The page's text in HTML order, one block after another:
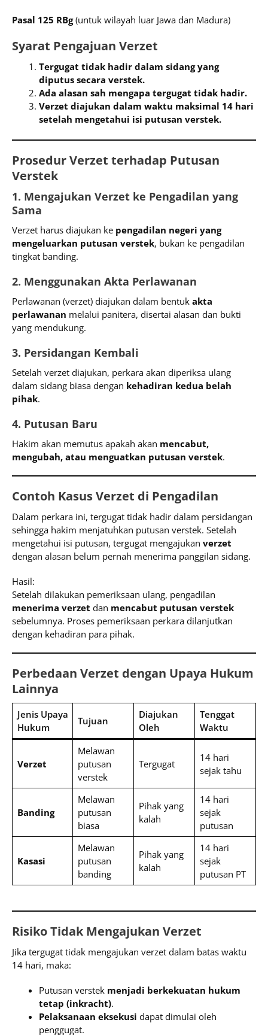
Pasal 125 RBg(untuk wilayah luar Jawa dan Madura)
Syarat Pengajuan Verzet
Tergugat tidak hadir dalam sidang yang
diputus secara verstek.
Ada alasan sah mengapa tergugat tidak hadir.
Verzet diajukan dalam waktu maksimal 14 hari
setelah mengetahui isi putusan verstek.
Prosedur Verzet terhadap Putusan
Verstek
1. Mengajukan Verzet ke Pengadilan yang
Sama
Verzet harus diajukan ke pengadilan negeri yang
mengeluarkan putusan verstek, bukan ke pengadilan
tingkat banding.
2. Menggunakan Akta Perlawanan
Perlawanan (verzet) diajukan dalam bentuk akta
perlawanan melalui panitera, disertai alasan dan bukti
yang mendukung.
3. Persidangan Kembali
Setelah verzet diajukan, perkara akan diperiksa ulang
dalam sidang biasa dengan kehadiran kedua belah
pihak.
4. Putusan Baru
Hakim akan memutus apakah akan mencabut,
mengubah, atau menguatkan putusan verstek.
Contoh Kasus Verzet di Pengadilan
Dalam perkara ini, tergugat tidak hadir dalam persidangan
sehingga hakim menjatuhkan putusan verstek. Setelah
mengetahui isi putusan, tergugat mengajukan verzet
dengan alasan belum pernah menerima panggilan sidang.
Hasil:
Setelah dilakukan pemeriksaan ulang, pengadilan
menerima verzet dan mencabut putusan verstek
sebelumnya. Proses pemeriksaan perkara dilanjutkan
dengan kehadiran para pihak.
Perbedaan Verzet dengan Upaya Hukum
Lainnya
Jenis Upaya
Hukum
Tujuan
Diajukan
Oleh
Tenggat
Waktu
Verzet
Melawan
putusan
verstek
Tergugat
14 hari
sejak tahu
Banding
Melawan
putusan
biasa
Pihak yang
kalah
14 hari
sejak
putusan
Kasasi
Melawan
putusan
banding
Pihak yang
kalah
14 hari
sejak
putusan PT
Risiko Tidak Mengajukan Verzet
Jika tergugat tidak mengajukan verzet dalam batas waktu
14 hari, maka:
Putusan verstek menjadi berkekuatan hukum
tetap (inkracht).
Pelaksanaan eksekusi dapat dimulai oleh
penggugat.